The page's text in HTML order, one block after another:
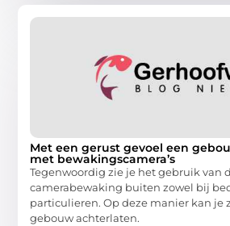
Met een gerust gevoel een
met bewakingscamera’s
Tegenwoordig zie je het gebruik van
camerabewaking buiten zowel bij
particulieren. Op deze manier kan je
gebouw achterlaten.